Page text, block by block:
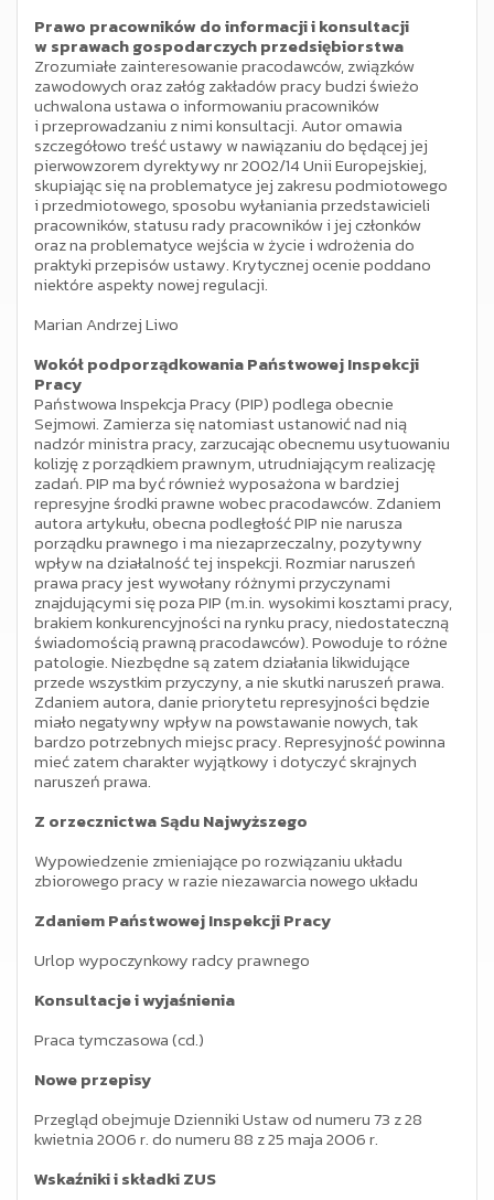
Prawo pracowników do informacji i konsultacji
w sprawach gospodarczych przedsiębiorstwa
Zrozumiałe zainteresowanie pracodawców, związków
zawodowych oraz załóg zakładów pracy budzi świeżo
uchwalona ustawa o informowaniu pracowników
i przeprowadzaniu z nimi konsultacji. Autor omawia
szczegółowo treść ustawy w nawiązaniu do będącej jej
pierwowzorem dyrektywy nr 2002/14 Unii Europejskiej,
skupiając się na problematyce jej zakresu podmiotowego
i przedmiotowego, sposobu wyłaniania przedstawicieli
pracowników, statusu rady pracowników i jej członków
oraz na problematyce wejścia w życie i wdrożenia do
praktyki przepisów ustawy. Krytycznej ocenie poddano
niektóre aspekty nowej regulacji.
Marian Andrzej Liwo
Wokół podporządkowania Państwowej Inspekcji
Pracy
Państwowa Inspekcja Pracy (PIP) podlega obecnie
Sejmowi. Zamierza się natomiast ustanowić nad nią
nadzór ministra pracy, zarzucając obecnemu usytuowaniu
kolizję z porządkiem prawnym, utrudniającym realizację
zadań. PIP ma być również wyposażona w bardziej
represyjne środki prawne wobec pracodawców. Zdaniem
autora artykułu, obecna podległość PIP nie narusza
porządku prawnego i ma niezaprzeczalny, pozytywny
wpływ na działalność tej inspekcji. Rozmiar naruszeń
prawa pracy jest wywołany różnymi przyczynami
znajdującymi się poza PIP (m.in. wysokimi kosztami pracy,
brakiem konkurencyjności na rynku pracy, niedostateczną
świadomością prawną pracodawców). Powoduje to różne
patologie. Niezbędne są zatem działania likwidujące
przede wszystkim przyczyny, a nie skutki naruszeń prawa.
Zdaniem autora, danie priorytetu represyjności będzie
miało negatywny wpływ na powstawanie nowych, tak
bardzo potrzebnych miejsc pracy. Represyjność powinna
mieć zatem charakter wyjątkowy i dotyczyć skrajnych
naruszeń prawa.
Z orzecznictwa Sądu Najwyższego
Wypowiedzenie zmieniające po rozwiązaniu układu
zbiorowego pracy w razie niezawarcia nowego układu
Zdaniem Państwowej Inspekcji Pracy
Urlop wypoczynkowy radcy prawnego
Konsultacje i wyjaśnienia
Praca tymczasowa (cd.)
Nowe przepisy
Przegląd obejmuje Dzienniki Ustaw od numeru 73 z 28
kwietnia 2006 r. do numeru 88 z 25 maja 2006 r.
Wskaźniki i składki ZUS